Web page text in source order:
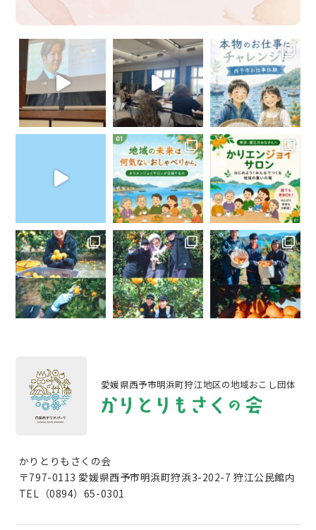
愛媛県西予市明浜町狩江地区の地域おこし団体
かりとりもさくの会
〒797-0113 愛媛県西予市明浜町狩浜3-202-7 狩江公民館内
TEL（0894）65-0301